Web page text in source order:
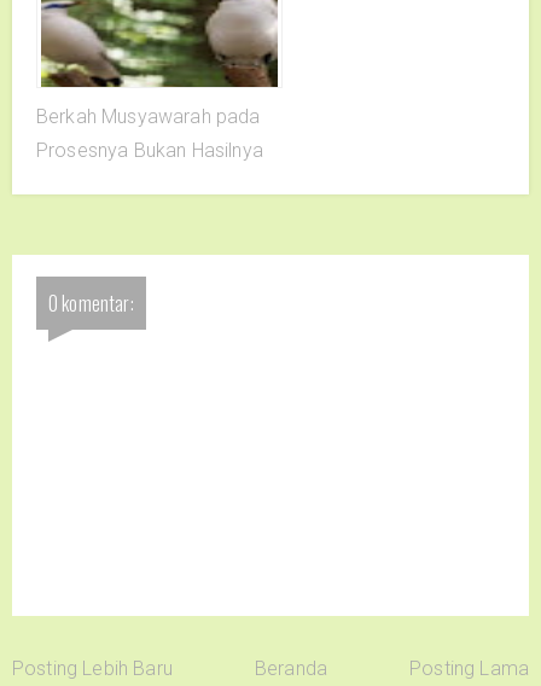
Berkah Musyawarah pada
Prosesnya Bukan Hasilnya
0 komentar:
Posting Lebih Baru Beranda Posting Lama